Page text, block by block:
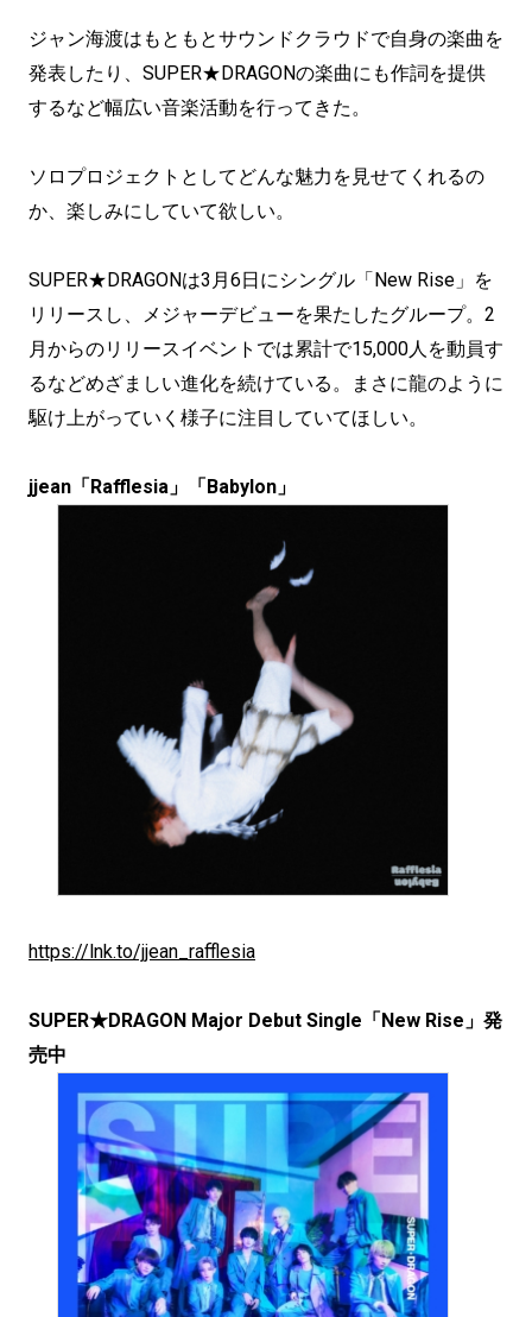
ジャン海渡はもともとサウンドクラウドで自身の楽曲を
発表したり、SUPER★DRAGONの楽曲にも作詞を提供
するなど幅広い音楽活動を行ってきた。
ソロプロジェクトとしてどんな魅力を見せてくれるの
か、楽しみにしていて欲しい。
SUPER★DRAGONは3月6日にシングル「New Rise」を
リリースし、メジャーデビューを果たしたグループ。2
月からのリリースイベントでは累計で15,000人を動員す
るなどめざましい進化を続けている。まさに龍のように
駆け上がっていく様子に注目していてほしい。
jjean「Rafflesia」「Babylon」
https://lnk.to/jjean_rafflesia
SUPER★DRAGON Major Debut Single「New Rise」発
売中